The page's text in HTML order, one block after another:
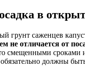
в
грунт саженцев
не отличается от
смещенными сроками
должны